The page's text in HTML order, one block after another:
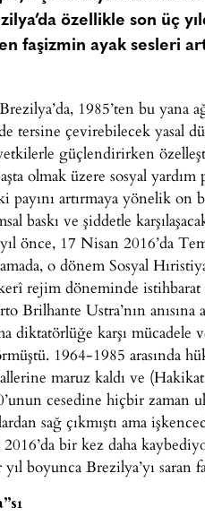
özellikle son üç
faşizmin ayak sesleri
1985’ten bu yana
tersine çevirebilecek yasal
güçlendirirken
olmak üzere sosyal
payını artırmaya yönelik on
baskı ve şiddetle
önce, 17 Nisan 2016’da
o dönem Sosyal
rejim döneminde
Ustra’nın anısına
diktatörlüğe karşı mücadele
1964-1985 arasında
maruz kaldı ve
cesedine hiçbir zaman
sağ çıkmıştı ama
bir kez daha
boyunca Brezilya’yı